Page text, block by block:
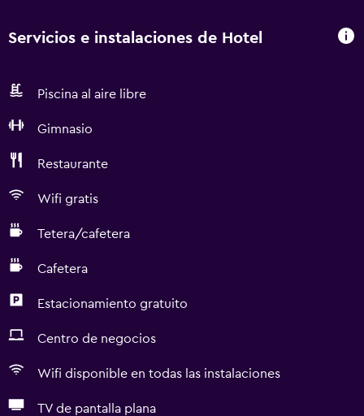
Servicios e instalaciones de Hotel
Piscina al aire libre
Gimnasio
Restaurante
Wifi gratis
Tetera/cafetera
Cafetera
Estacionamiento gratuito
Centro de negocios
Wifi disponible en todas las instalaciones
TV de pantalla plana